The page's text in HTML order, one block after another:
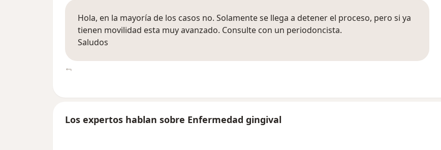
Hola, en la mayoría de los casos no. Solamente se llega a detener el proceso, pero si ya
tienen movilidad esta muy avanzado. Consulte con un periodoncista.
Saludos
Los expertos hablan sobre Enfermedad gingival